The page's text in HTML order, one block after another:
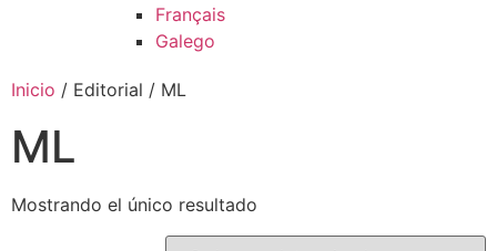
Français
Galego
Inicio / Editorial / ML
ML
Mostrando el único resultado